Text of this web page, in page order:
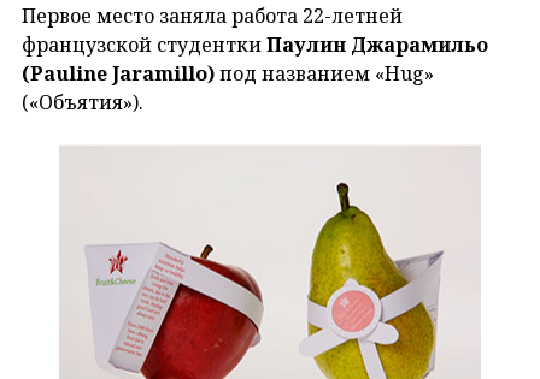
Первое место заняла работа 22-летней
французской студенткиПаулин Джарамильо
(Pauline Jaramillo)под названием «Hug»
(«Объятия»).